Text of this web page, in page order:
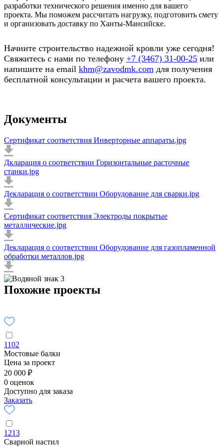
разработки технического решения именно для вашего
проекта. Мы поможем рассчитать нагрузку, подготовить смету
и организовать доставку по Ханты-Мансийске.
Начните строительство надежной кровли уже сегодня!
Свяжитесь с нами по телефону +7 (3467) 31-00-25 или
напишите на email khm@zavodmk.com для получения
бесплатной консультации и расчета вашего проекта.
Документы
Сертификат соответствия Инверторные аппараты.jpg
Дкларация о соответствии Горизонтальные расточные
станки.jpg
Декларация о соответствии Оборудование для сварки.jpg
Сертификат соответствия Электроды покрытые
металлические.jpg
Декларация о соответствии Оборудование для газопламенной
обработки металлов.jpg
Похожие проекты
1102
Мостовые балки
Цена за проект
20 000 ₽
0 оценок
Доступно для заказа
Заказать
1213
Сварной настил